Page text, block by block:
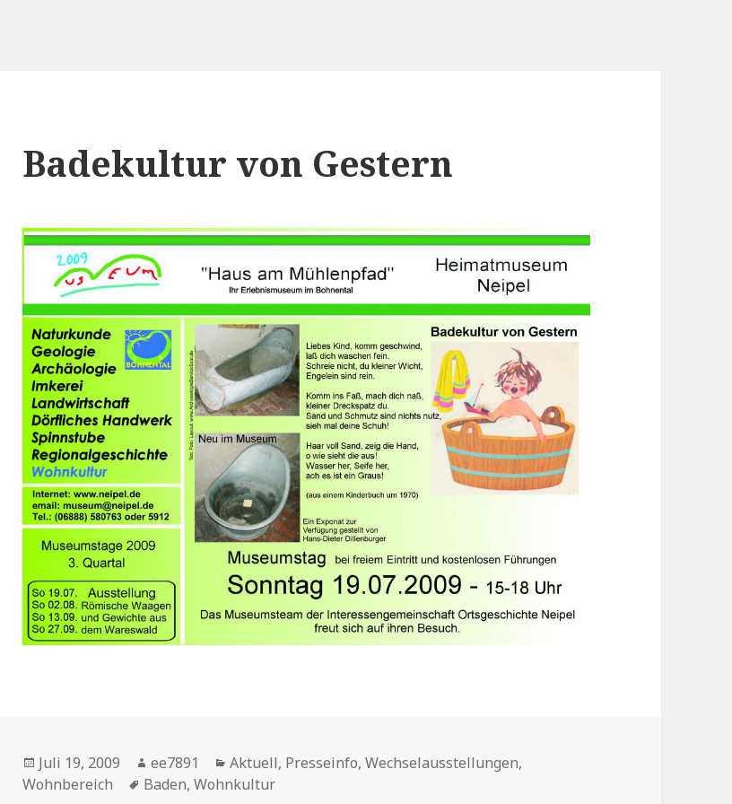
Badekultur von Gestern
Veröffentlicht
am
Juli 19, 2009 Autor
ee7891 Kategorien
Aktuell, Presseinfo,Wechselausstellungen,
Wohnbereich
Schlagwörter
Baden,Wohnkultur